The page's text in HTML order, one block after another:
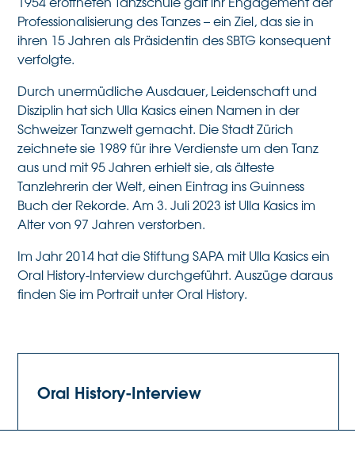
Professionalisierung des Tanzes – ein Ziel, das sie in
ihren 15 Jahren als Präsidentin des SBTG konsequent
verfolgte.
Durch unermüdliche Ausdauer, Leidenschaft und
Disziplin hat sich Ulla Kasics einen Namen in der
Schweizer Tanzwelt gemacht. DieStadt Zürich
zeichnete sie 1989 für ihre Verdienste um den Tanz
aus und mit 95 Jahren erhielt sie, als älteste
Tanzlehrerin der Welt, einen Eintrag ins Guinness
Buch der Rekorde. Am 3. Juli 2023 ist Ulla Kasics im
Alter von 97 Jahren verstorben.
Im Jahr 2014 hat die Stiftung SAPA mit Ulla Kasics ein
Oral History-Interview durchgeführt. Auszüge daraus
finden Sie im Portrait unter Oral History.
Oral History-Interview